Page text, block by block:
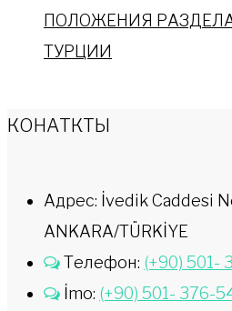
ПОЛОЖЕНИЯ
ТУРЦИИ
КОНАТКТЫ
Адрес: İvedik Caddesi
ANKARA/TÜRKİYE
Телефон: (+90) 501-
İmo: (+90) 501- 376-